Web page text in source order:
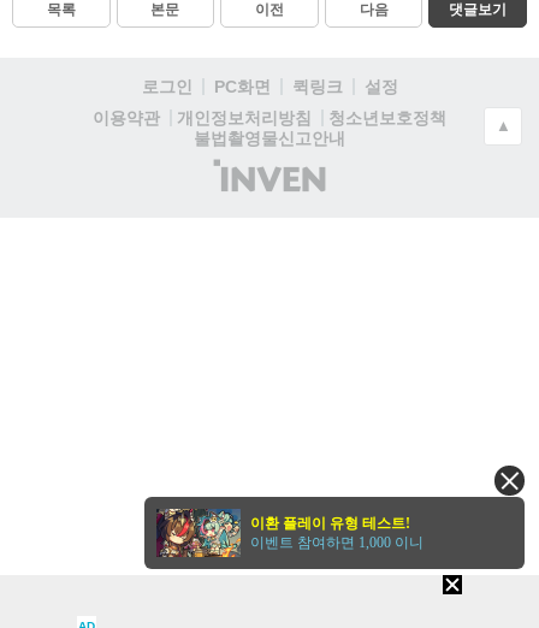
목록 본문 이전 다음 댓글보기
로그인 PC화면 퀵링크
설정
이용약관
개인정보처리방침
청소년보호정책
불법촬영물신고안내
(주)
인
▲
이환 플레이 유형 테스트!
이벤트 참여하면 1,000 이니